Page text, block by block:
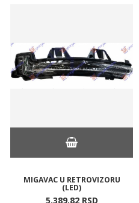
MIGAVAC U RETROVIZORU
(LED)
5.389,82 RSD